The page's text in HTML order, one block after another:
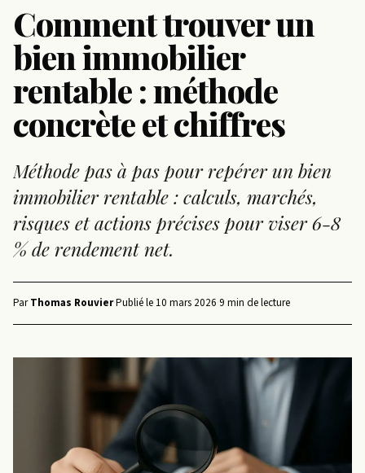
Comment trouver un
bien immobilier
rentable : méthode
concrète et chiffres
Méthode pas à pas pour repérer un bien
immobilier rentable : calculs, marchés,
risques et actions précises pour viser 6-8
% de rendement net.
ParThomas Rouvier·Publié le 10 mars 2026·9 min de lecture